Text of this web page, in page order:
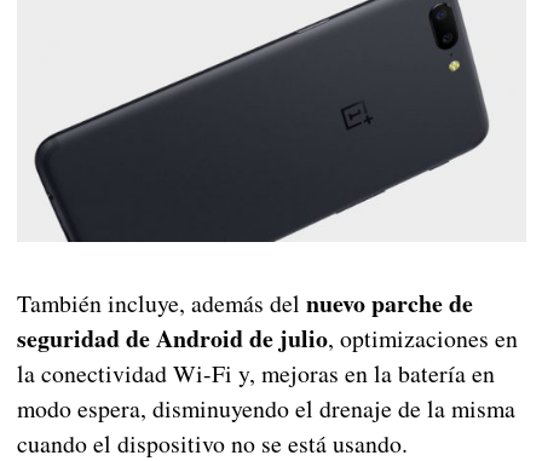
También incluye, además del nuevo parche de
seguridad de Android de julio, optimizaciones en
la conectividad Wi-Fi y, mejoras en la batería en
modo espera, disminuyendo el drenaje de la misma
cuando el dispositivo no se está usando.